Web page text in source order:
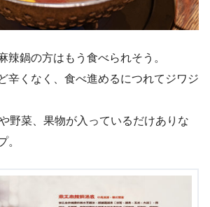
辣鍋の方はもう食べられそう。
辛くなく、食べ進めるにつれてジワジ
野菜、果物が入っているだけありな